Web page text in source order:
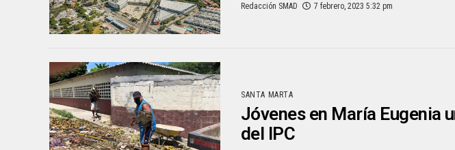
Redacción SMAD 7 febrero, 2023 5:32 pm
SANTA MARTA
Jóvenes en María Eugenia
del IPC